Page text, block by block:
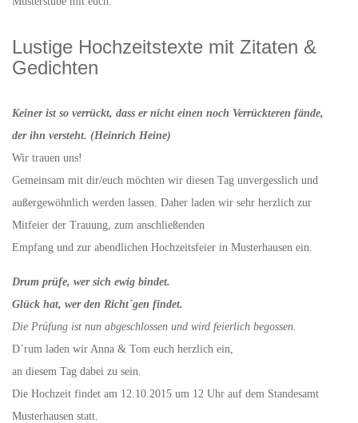
Lustige Hochzeitstexte mit Zitaten &
Gedichten
Keiner ist so verrückt, dass er nicht einen noch Verrückteren fände,
der ihn versteht. (Heinrich Heine)
Wir trauen uns!
Gemeinsam mit dir/euch möchten wir diesen Tag unvergesslich und
außergewöhnlich werden lassen. Daher laden wir sehr herzlich zur
Mitfeier der Trauung, zum anschließenden
Empfang und zur abendlichen Hochzeitsfeier in Musterhausen ein.
Drum prüfe, wer sich ewig bindet.
Glück hat, wer den Richt´gen findet.
Die Prüfung ist nun abgeschlossen und wird feierlich begossen.
D´rum laden wir Anna & Tom euch herzlich ein,
an diesem Tag dabei zu sein.
Die Hochzeit findet am 12.10.2015 um 12 Uhr auf dem Standesamt
Musterhausen statt.